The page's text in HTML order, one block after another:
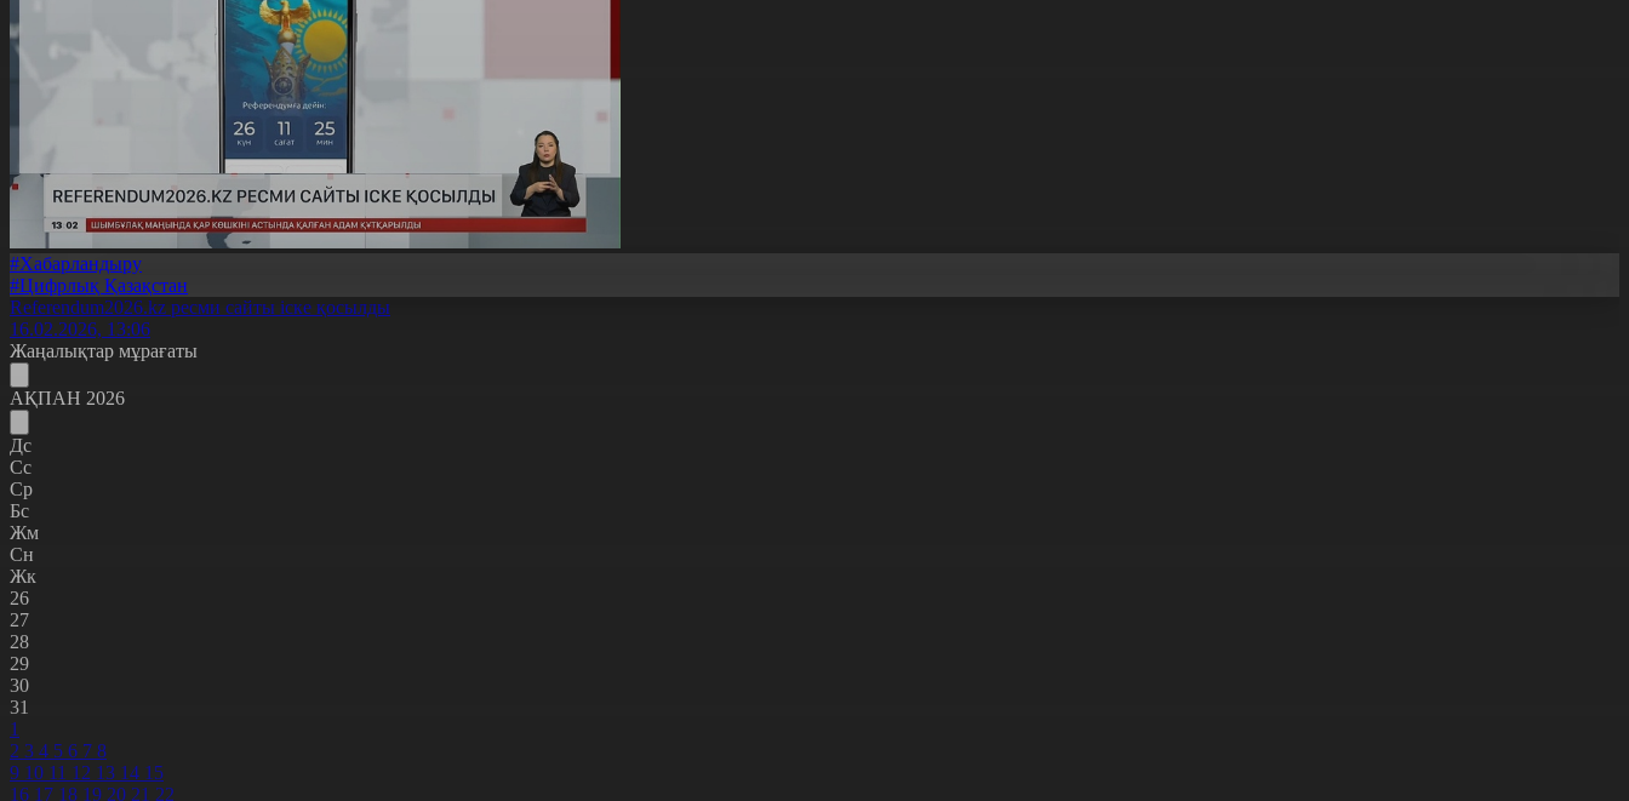
#Хабарландыру
#Цифрлық Қазақстан
Referendum2026.kz ресми сайты іске қосылды
16.02.2026, 13:06
Жаңалықтар мұрағаты
АҚПАН 2026
Дс
Сс
Ср
Бс
Жм
Сн
Жк
26
27
28
29
30
31
1
2 3 4 5 6 7 8
9 10 11 12 13 14 15
16 17 18 19 20 21 22